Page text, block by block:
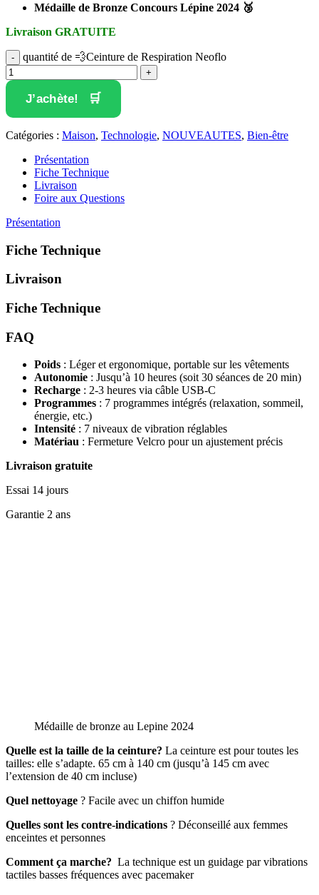
Médaille de Bronze Concours Lépine 2024 🥉
Livraison GRATUITE
quantité de 💨Ceinture de Respiration Neoflo
J’achète!
Catégories : Maison, Technologie, NOUVEAUTES, Bien-être
Présentation
Fiche Technique
Livraison
Foire aux Questions
Présentation
Fiche Technique
Livraison
Fiche Technique
FAQ
Poids : Léger et ergonomique, portable sur les vêtements
Autonomie : Jusqu’à 10 heures (soit 30 séances de 20 min)
Recharge : 2-3 heures via câble USB-C
Programmes : 7 programmes intégrés (relaxation, sommeil,
énergie, etc.)
Intensité : 7 niveaux de vibration réglables
Matériau : Fermeture Velcro pour un ajustement précis
Livraison gratuite
Essai 14 jours
Garantie 2 ans
Médaille de bronze au Lepine 2024
Quelle est la taille de la ceinture? La ceinture est pour toutes les
tailles: elle s’adapte. 65 cm à 140 cm (jusqu’à 145 cm avec
l’extension de 40 cm incluse)
Quel nettoyage ? Facile avec un chiffon humide
Quelles sont les contre-indications ? Déconseillé aux femmes
enceintes et personnes
Comment ça marche? La technique est un guidage par vibrations
tactiles basses fréquences avec pacemaker